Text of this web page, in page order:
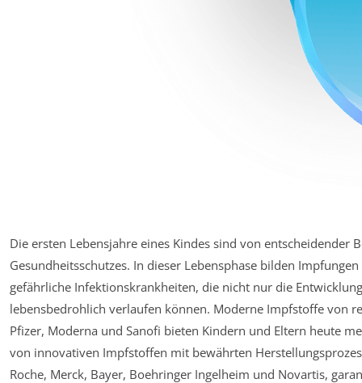
Die ersten Lebensjahre eines Kindes sind von entscheidender
Gesundheitsschutzes. In dieser Lebensphase bilden
gefährliche Infektionskrankheiten, die nicht nur die
lebensbedrohlich verlaufen können. Moderne Impfstoffe von
Pfizer, Moderna und Sanofi bieten Kindern und Eltern heute
von innovativen Impfstoffen mit bewährten
Roche, Merck, Bayer, Boehringer Ingelheim und Novartis,